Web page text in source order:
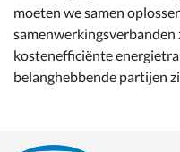
moeten we samen
samenwerkingsverbanden
kostenefficiënte
belanghebbende partijen